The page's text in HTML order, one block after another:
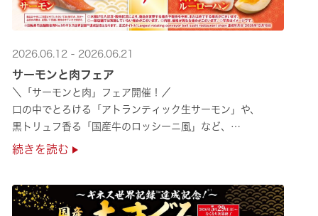
2026.06.12 - 2026.06.21
サーモンと肉フェア
＼「サーモンと肉」フェア開催！／
口の中でとろける「アトランティック生サーモン」や、
黒トリュフ香る「国産牛のロッシーニ風」など、
圧倒的な贅沢感をぜひ店舗でご堪能ください🍣
続きを読む